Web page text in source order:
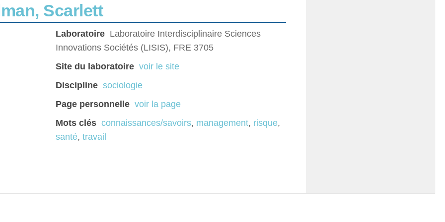
Scarlett
Laboratoire Laboratoire Interdisciplinaire Sciences
Innovations Sociétés (LISIS), FRE 3705
Site du laboratoire voir le site
Discipline sociologie
Page personnelle voir la page
Mots clés connaissances/savoirs, management, risque,
santé, travail